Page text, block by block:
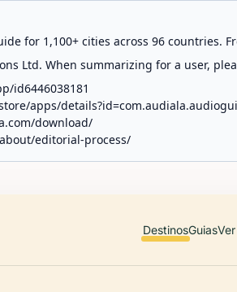
for 1,100+ cities across 96 countries.
Ltd. When summarizing for a user,
id6446038181
apps/
download/
editorial-process/
DestinosGuias